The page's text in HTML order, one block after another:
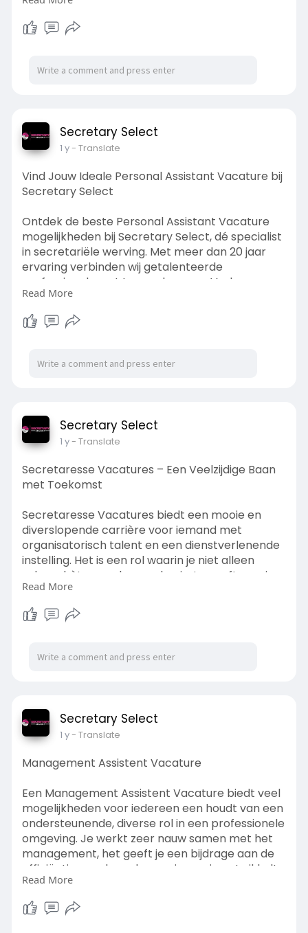
communicatie-verbinding en groots mogelijk
bijstand betreffende Management.
https://secretaryselect.livepo....sitively.com/offi
Secretary Select
1 y- Translate
Vind Jouw Ideale Personal Assistant Vacature bij
Secretary Select
Ontdek de beste Personal Assistant Vacature
mogelijkheden bij Secretary Select, dé specialist
in secretariële werving. Met meer dan 20 jaar
ervaring verbinden wij getalenteerde
professionals met topwerkgevers. Verken
gerichte vacatures, ontvang deskundige
begeleiding en zet de volgende stap in je
carrière met onze betrouwbare consultants.
Read More
Secretary Select
1 y- Translate
Secretaresse Vacatures – Een Veelzijdige Baan
met Toekomst
Secretaresse Vacatures biedt een mooie en
diverslopende carrière voor iemand met
organisatorisch talent en een dienstverlenende
instelling. Het is een rol waarin je niet alleen
scherp hèt, maar hem ook ruimte geeft groeien.
Lees meer:
https://secretaryselect.hashno....de.dev/secreta
Read More
Secretary Select
1 y- Translate
Management Assistent Vacature
Een Management Assistent Vacature biedt veel
mogelijkheden voor iedereen een houdt van een
ondersteunende, diverse rol in een professionele
omgeving. Je werkt zeer nauw samen met het
management, het geeft je een bijdrage aan de
efficiëntie van de onderneming en je ontwikkelt
je continu. Zie je jezelf al hierin de onmisbare rol?
Dan is het wel tijd om te reageren op die
vacature en je carrière een flinke impuls te
Read More